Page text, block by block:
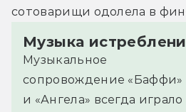
сотоварищи одолела в
Музыка
Музыкальное
сопровождение «Баффи»
и «Ангела» всегда играло